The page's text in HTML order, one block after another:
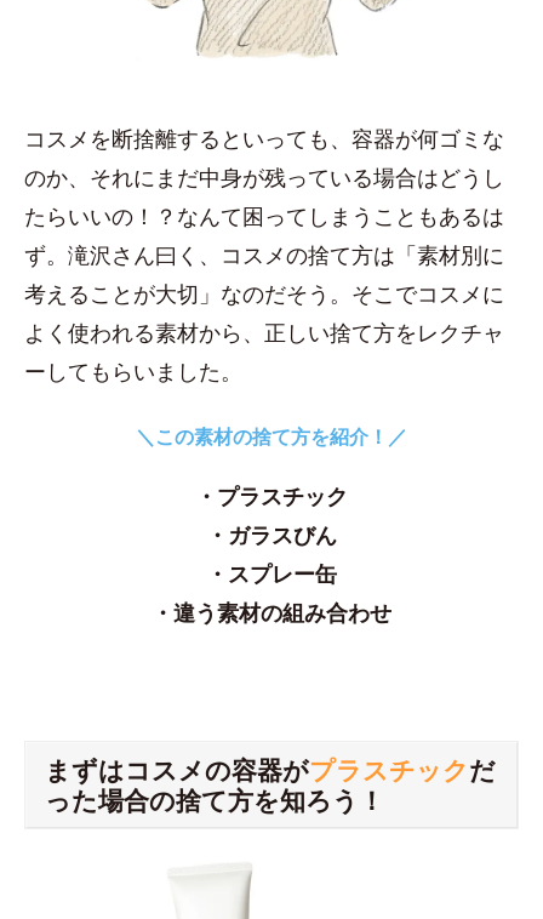
コスメを断捨離するといっても、容器が何ゴミな
のか、それにまだ中身が残っている場合はどうし
たらいいの！？なんて困ってしまうこともあるは
ず。滝沢さん曰く、コスメの捨て方は「素材別に
考えることが大切」なのだそう。そこでコスメに
よく使われる素材から、正しい捨て方をレクチャ
ーしてもらいました。
＼この素材の捨て方を紹介！／
・プラスチック
・ガラスびん
・スプレー缶
・違う素材の組み合わせ
まずはコスメの容器がプラスチックだ
った場合の捨て方を知ろう！